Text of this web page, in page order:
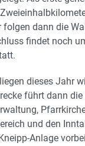
folgen dann die
findet noch
dieses Jahr
führt dann die
und den
Anlage